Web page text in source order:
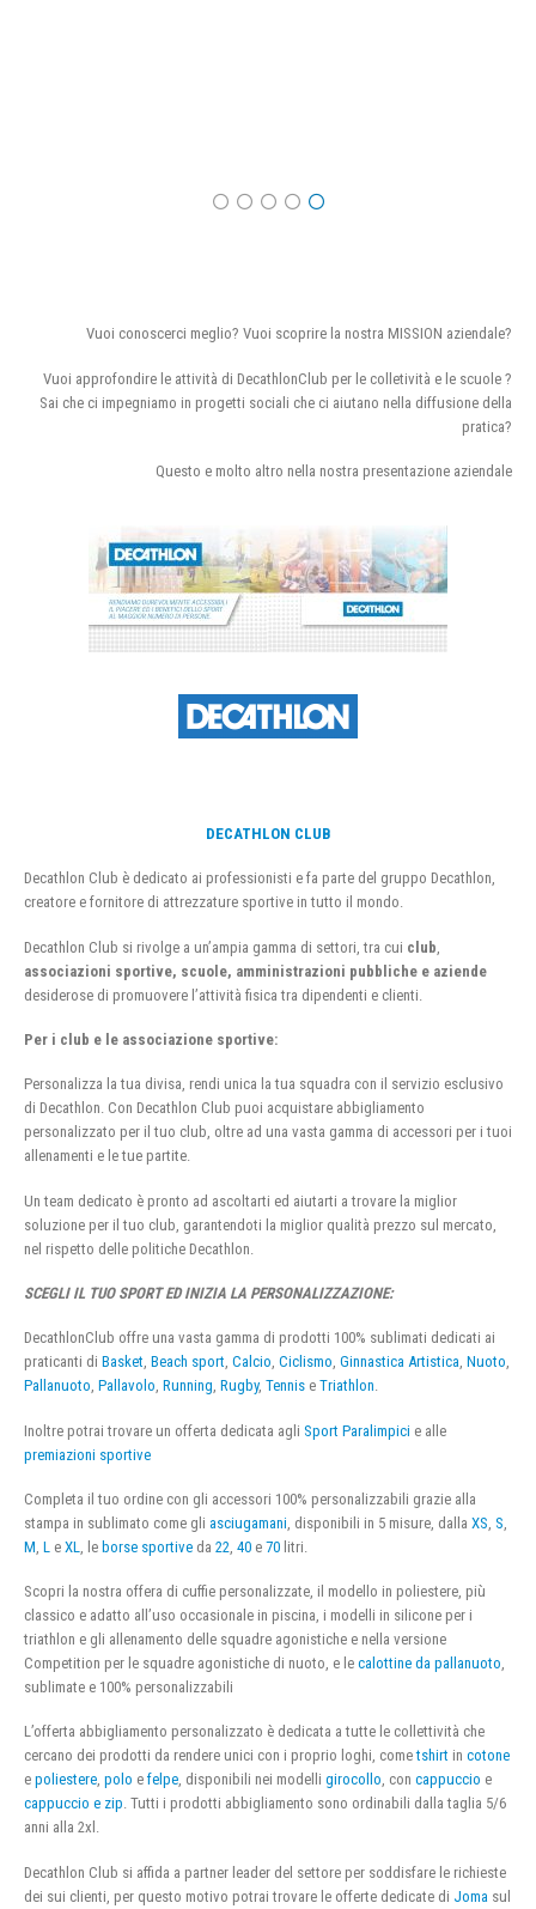
Vuoi conoscerci meglio? Vuoi scoprire la nostra MISSION aziendale?
Vuoi approfondire le attività di DecathlonClub per le colletività e le scuole ?
Sai che ci impegniamo in progetti sociali che ci aiutano nella diffusione della
pratica?
Questo e molto altro nella nostra presentazione aziendale
DECATHLON CLUB
Decathlon Club è dedicato ai professionisti e fa parte del gruppo Decathlon,
creatore e fornitore di attrezzature sportive in tutto il mondo.
Decathlon Club si rivolge a un’ampia gamma di settori, tra cui club
associazioni sportive, scuole, amministrazioni pubbliche e aziende
desiderose di promuovere l’attività fisica tra dipendenti e clienti.
Per i club e le associazione sportive:
Personalizza la tua divisa, rendi unica la tua squadra con il servizio esclusivo
di Decathlon. Con Decathlon Club puoi acquistare abbigliamento
personalizzato per il tuo club, oltre ad una vasta gamma di accessori per i tuoi
allenamenti e le tue partite.
Un team dedicato è pronto ad ascoltarti ed aiutarti a trovare la miglior
soluzione per il tuo club, garantendoti la miglior qualità prezzo sul mercato,
nel rispetto delle politiche Decathlon.
SCEGLI IL TUO SPORT ED INIZIA LA PERSONALIZZAZIONE:
DecathlonClub offre una vasta gamma di prodotti 100% sublimati dedicati ai
praticanti di Basket, Beach sport, Calcio, Ciclismo, Ginnastica Artistica, Nuoto,
Pallanuoto, Pallavolo, Running, Rugby, Tennis e Triathlon.
Inoltre potrai trovare un offerta dedicata agli Sport Paralimpici e alle
premiazioni sportive
Completa il tuo ordine con gli accessori 100% personalizzabili grazie alla
stampa in sublimato come gli asciugamani , disponibili in 5 misure, dalla XS S
M L e XL , le borse sportive da 22 40 e 70 litri.
Scopri la nostra offera di cuffie personalizzate, il modello in poliestere, più
classico e adatto all’uso occasionale in piscina, i modelli in silicone per i
triathlon e gli allenamento delle squadre agonistiche e nella versione
Competition per le squadre agonistiche di nuoto, e le calottine da pallanuoto,
sublimate e 100% personalizzabili
L’offerta abbigliamento personalizzato è dedicata a tutte le collettività che
cercano dei prodotti da rendere unici con i proprio loghi, cometshirt in cotone
e poliestere, polo e felpe, disponibili nei modelli girocollo, con cappuccio e
cappuccio e zip. Tutti i prodotti abbigliamento sono ordinabili dalla taglia 5/6
anni alla 2xl.
Decathlon Club si affida a partner leader del settore per soddisfare le richieste
dei sui clienti, per questo motivo potrai trovare le offerte dedicate di Joma sul